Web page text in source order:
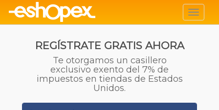
Toggle
REGÍSTRATE GRATIS AHORA
Te otorgamos un casillero
exclusivo exento del 7% de
impuestos en tiendas de Estados
Unidos.